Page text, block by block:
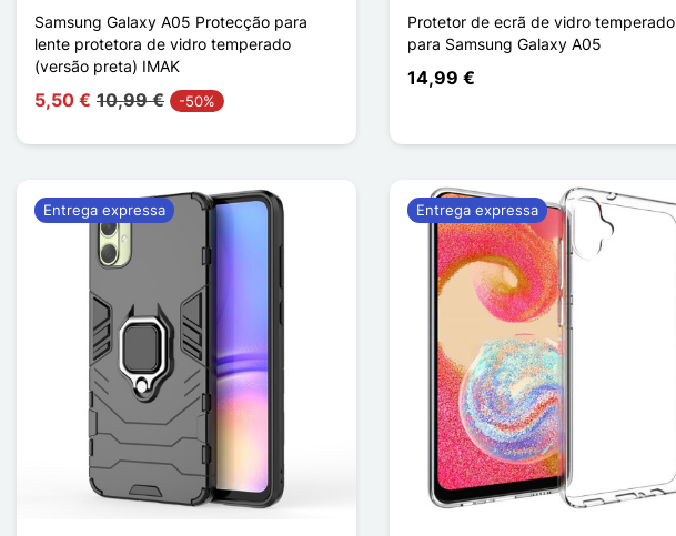
Samsung Galaxy A05 Protecção para
lente protetora de vidro temperado
(versão preta) IMAK
5,50 € 10,99 € -50%
Protetor de ecrã de vidro temperado
para Samsung Galaxy A05
14,99 €
Entrega expressa Entrega expressa